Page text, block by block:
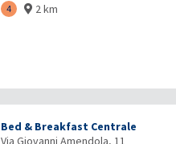
4  2 km
Bed & Breakfast Centrale
Via Giovanni Amendola, 11